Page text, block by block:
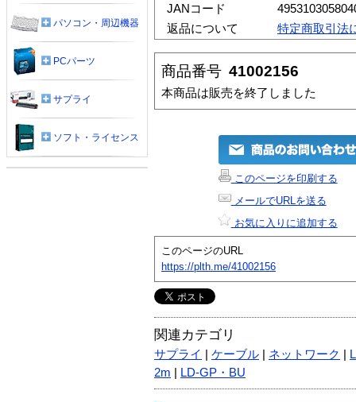
JANコード
返品について
特定商取引法
商品番号 41002156
本商品は販売を終了しました
このページを印刷する
メールでURLを送る
お気に入りに追加する
このページのURL
https://plth.me/41002156
関連カテゴリ
サプライ ケーブル ネットワーク
2m
LD-GP・BU
パソコン・周辺機器
PCパーツ
サプライ
ソフト・ライセンス